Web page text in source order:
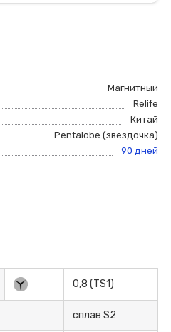
Магнитный
Relife
Китай
Pentalobe (звездочка)
90 дней
0,8 (TS1)
сплав S2